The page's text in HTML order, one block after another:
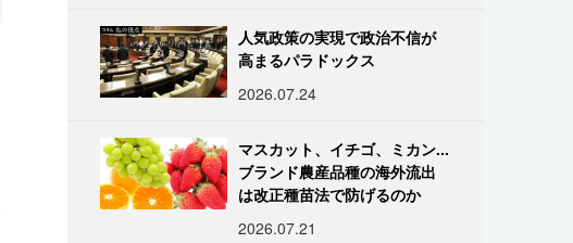
人気政策の実現で政治不信が
高まるパラドックス
2026.07.24
マスカット、イチゴ、ミカン...
ブランド農産品種の海外流出
は改正種苗法で防げるのか
2026.07.21